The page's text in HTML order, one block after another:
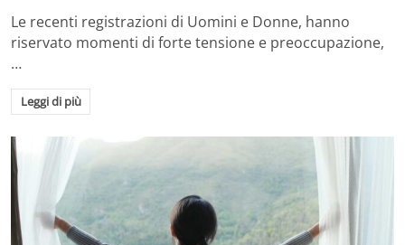
Le recenti registrazioni di Uomini e Donne, hanno
riservato momenti di forte tensione e preoccupazione,
…
Leggi di più